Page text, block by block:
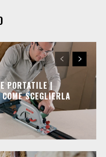
PORTATILE |
SCEGLIERLA